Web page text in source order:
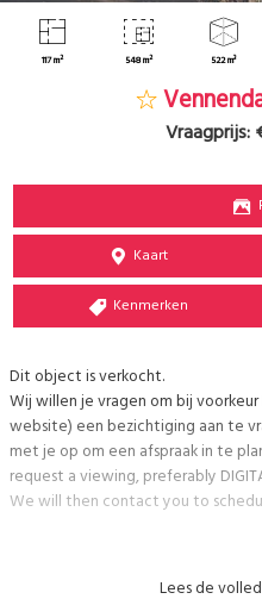
117 m² 548 m² 522 m³
Vraagprijs:
Kaart
Kenmerken
Dit object is verkocht.
Wij willen je vragen om bij voorkeur
website) een bezichtiging aan te
met je op om een afspraak in te
request a viewing, preferably
We will then contact you to
AB wonen makelaars biedt aan:
Lees de